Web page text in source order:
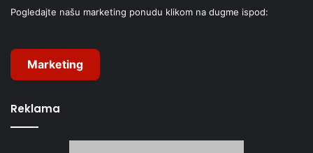
Pogledajte našu marketing ponudu klikom na dugme ispod:
Marketing
Reklama